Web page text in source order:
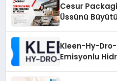
Cesur
Üssünü
Kleen-Hy-Dro-
Emisyonlu